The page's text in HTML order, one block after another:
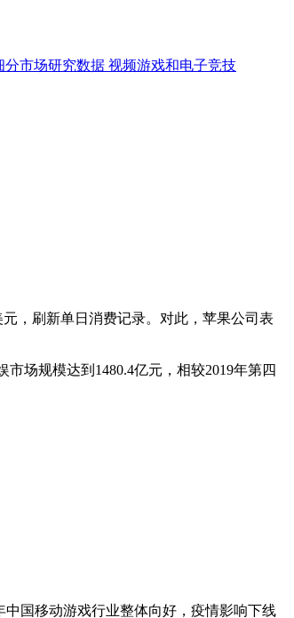
分市场研究数据 视频游戏和电子竞技
，刷新单日消费记录。对此，苹果公司表
场规模达到1480.4亿元，相较2019年第四
国移动游戏行业整体向好，疫情影响下线